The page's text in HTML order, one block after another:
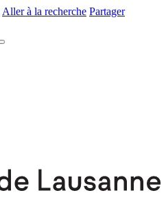
Aller à la recherche Partager